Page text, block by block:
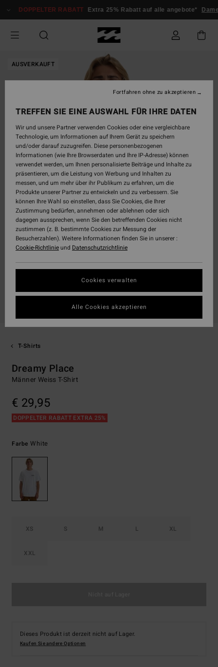
zur
springen
DOPPELTER RABATT Extra 25% Rabatt auf alle angebote*
AUSVERKAUFT
T-Shirts
Dreamy Place
Männer Weiss T-Shirt
€ 29,95
DOPPELTER RABATT EXTRA 25%
FarbeWhite
XS S M L XL
XXL
Dieses Produkt ist derzeit nicht auf Lager.
Kaufen Sie andere Optionen
TREFFEN SIE EINE AUSWAHL FÜR IHRE DATEN
Wir und unsere Partner verwenden Cookies oder eine vergleichbare
Technologie, um Informationen auf Ihrem Gerät zu speichern
und/oder darauf zuzugreifen. Diese personenbezogenen
Informationen (wie Ihre Browserdaten und Ihre IP-Adresse) können
verwendet werden, um Ihnen personalisierte Beiträge und Inhalte zu
präsentieren, um die Leistung von Werbung und Inhalten zu
messen, und um mehr über ihr Publikum zu erfahren, um die
Produkte unserer Partner zu entwickeln und zu verbessern. Sie
können Ihre Wahl so einstellen, dass Sie Cookies, die Ihrer
Zustimmung bedürfen, annehmen oder ablehnen oder sich
dagegen aussprechen, wenn Sie den betreffenden Cookies nicht
zustimmen (z. B. bestimmte Cookies zur Messung der
Besucherzahlen). Weitere Informationen finden Sie in unserer :
Cookie-Richtlinieund Datenschutzrichtlinie
Cookies verwalten
Fortfahren ohne zu akzeptieren
Alle Cookies akzeptieren